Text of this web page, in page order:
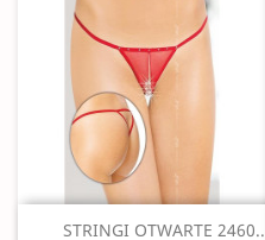
Szybki podgląd
STRINGI OTWARTE 2460...